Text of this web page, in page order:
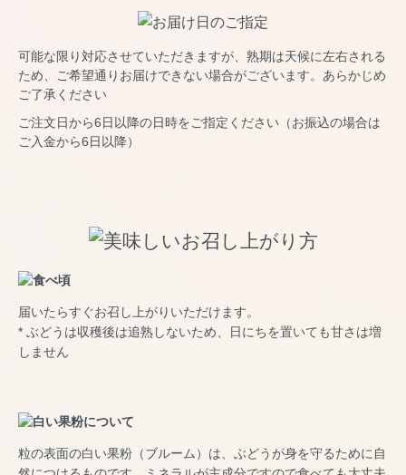
可能な限り対応させていただきますが、熟期は天候に左右される
ため、ご希望通りお届けできない場合がございます。あらかじめ
ご了承ください
ご注文日から6日以降の日時をご指定ください（お振込の場合は
ご入金から6日以降）
届いたらすぐお召し上がりいただけます。
* ぶどうは収穫後は追熟しないため、日にちを置いても甘さは増
しません
粒の表面の白い果粉（ブルーム）は、ぶどうが身を守るために自